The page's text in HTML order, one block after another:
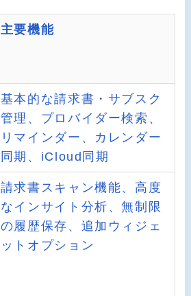
主要機能
基本的な請求書・サブスク
管理、プロバイダー検索、
リマインダー、カレンダー
同期、iCloud同期
請求書スキャン機能、高度
なインサイト分析、無制限
の履歴保存、追加ウィジェ
ットオプション